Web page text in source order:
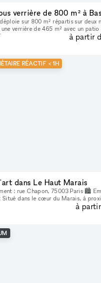
verrière de 800 m² à
sur 800 m² répartis sur deux
verrière de 465 m² avec un
en pièce jointe une présentation
à partir
RÉACTIF < 1H
dans Le Haut Marais
: rue Chapon, 75003 Paris 🏙
Situé dans le cœur du Marais, à
espace créatif indépendant, situé au
à